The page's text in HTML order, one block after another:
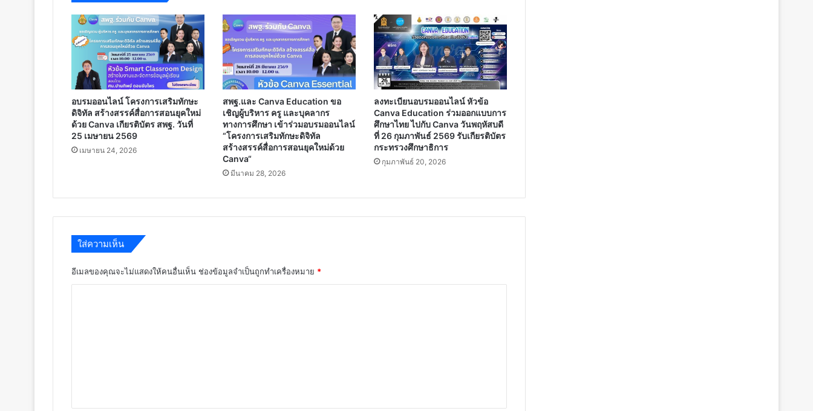
ๆ
พร้อม
จัด
สี
อัตโนมัติ
ตาม
ที่
ได้
12.00
น.
ของ
วัน)
อบรมออนไลน์ โครงการเสริมทักษะ
ดิจิทัล สร้างสรรค์สื่อการสอนยุคใหม่
ด้วย Canva เกียรติบัตร สพฐ. วันที่
25 เมษายน 2569
เมษายน 24, 2026
สพฐ.และ Canva Education ขอ
เชิญผู้บริหาร ครู และบุคลากร
ทางการศึกษา เข้าร่วมอบรมออนไลน์
“โครงการเสริมทักษะดิจิทัล
สร้างสรรค์สื่อการสอนยุคใหม่ด้วย
Canva“
มีนาคม 28, 2026
ลงทะเบียนอบรมออนไลน์ หัวข้อ
Canva Education ร่วมออกแบบการ
ศึกษาไทย ไปกับ Canva วันพฤหัสบดี
ที่ 26 กุมภาพันธ์ 2569 รับเกียรติบัตร
กระทรวงศึกษาธิการ
กุมภาพันธ์ 20, 2026
ใส่ความเห็น
อีเมลของคุณจะไม่แสดงให้คนอื่นเห็น ช่องข้อมูลจำเป็นถูกทำเครื่องหมาย *